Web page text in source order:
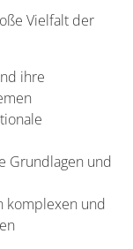
Vielfalt der
ihre
Grundlagen und
komplexen und